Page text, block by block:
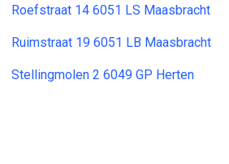
Roefstraat 14 6051 LS Maasbracht
Ruimstraat 19 6051 LB Maasbracht
Stellingmolen 2 6049 GP Herten